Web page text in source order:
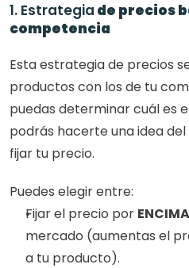
1. Estrategia de precios
competencia
Esta estrategia de precios
productos con los de tu
puedas determinar cuál es
podrás hacerte una idea
fijar tu precio.
Puedes elegir entre:
Fijar el precio por ENCIMA
mercado (aumentas el
a tu producto).